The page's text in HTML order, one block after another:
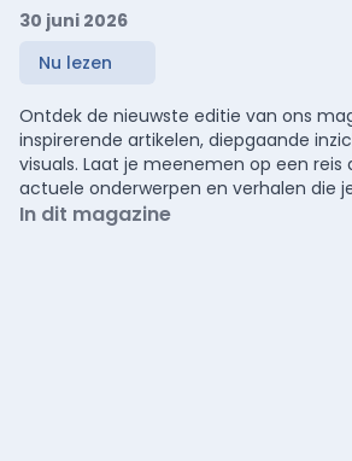
30 juni 2026
Nu lezen
Ontdek de nieuwste editie van ons
inspirerende artikelen, diepgaande
visuals. Laat je meenemen op een reis
actuele onderwerpen en verhalen die
In dit magazine